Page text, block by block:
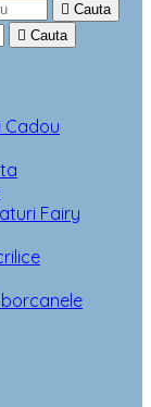
 Cauta
 Cauta
Cadou
Fairy